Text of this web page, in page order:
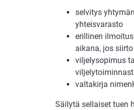
selvitys
yhteisvarasto
erillinen
aikana, jos
viljelysopimus
valtakirja
Säilytä sellaiset tuen